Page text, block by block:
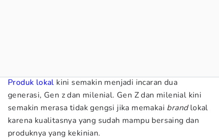
Produk lokal kini semakin menjadi incaran dua
generasi, Gen z dan milenial. Gen Z dan milenial kini
semakin merasa tidak gengsi jika memakai brandlokal
karena kualitasnya yang sudah mampu bersaing dan
produknya yang kekinian.